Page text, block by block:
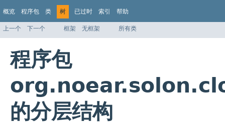
概览 程序包 类 树 已过时 索引 帮助
上一个 下一个 框架 无框架 所有类
程序包
的分层结构